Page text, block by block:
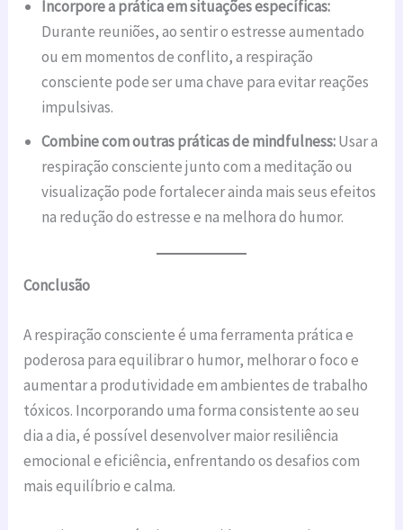
Incorpore a prática em situações específicas:
Durante reuniões, ao sentir o estresse aumentado
ou em momentos de conflito, a respiração
consciente pode ser uma chave para evitar reações
impulsivas.
Combine com outras práticas de mindfulness:Usar a
respiração consciente junto com a meditação ou
visualização pode fortalecer ainda mais seus efeitos
na redução do estresse e na melhora do humor.
Conclusão
A respiração consciente é uma ferramenta prática e
poderosa para equilibrar o humor, melhorar o foco e
aumentar a produtividade em ambientes de trabalho
tóxicos. Incorporando uma forma consistente ao seu
dia a dia, é possível desenvolver maior resiliência
emocional e eficiência, enfrentando os desafios com
mais equilíbrio e calma.